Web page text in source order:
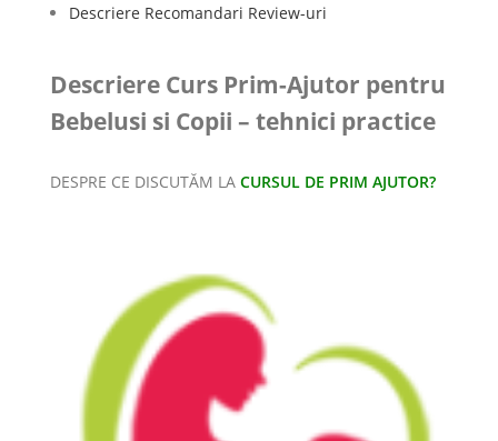
Descriere Recomandari Review-uri
Descriere Curs Prim-Ajutor pentru
Bebelusi si Copii – tehnici practice
DESPRE CE DISCUTĂM LA CURSUL DE PRIM AJUTOR?